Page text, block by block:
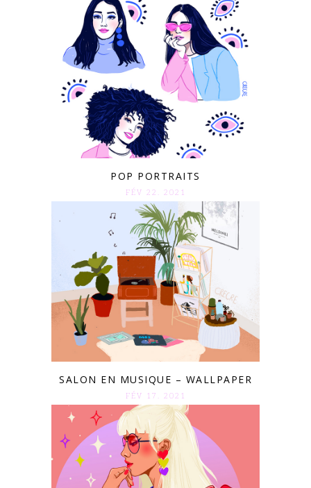
POP PORTRAITS
FÉV 22. 2021
SALON EN MUSIQUE – WALLPAPER
FÉV 17. 2021